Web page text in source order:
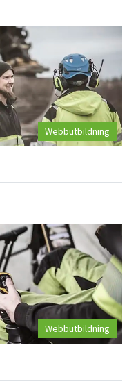
Webbutbildning
Webbutbildning